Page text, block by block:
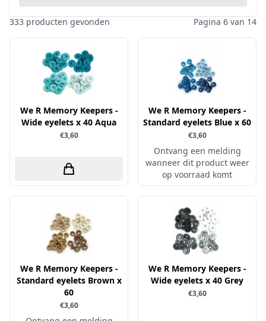
Parels
Ponsen
Prills
Rub-On
Snijmallen
Sparkles
Speciaalpapier
Stencil
Stitch & Do
Te Gekke Krijtjes
Trowback
Uitdrukvellen
Canvas
Die Cuts
Dini Disign
Disney
Dotty Design
Dress My Craft
Dutch Doobadoo
Elizabeth craft designs
Fairybells
Gemini
Graphic 45
Hobbydots
HobbyFun
Inktpad
Kleurboek
Kraaltjes
Linnenkarton - basis
Mixed media
Oplegkaartjes
Pakketten
penselen
rijstpapier
Rubber stempels
schudmateriaal
Scrappapier
333 producten gevonden Pagina 6 van 14
We R Memory Keepers -
Wide eyelets x 40 Aqua
€3,60
We R Memory Keepers -
Standard eyelets Blue x 60
€3,60
Ontvang een melding
wanneer dit product weer
op voorraad komt
We R Memory Keepers -
Standard eyelets Brown x
60
€3,60
We R Memory Keepers -
Wide eyelets x 40 Grey
€3,60